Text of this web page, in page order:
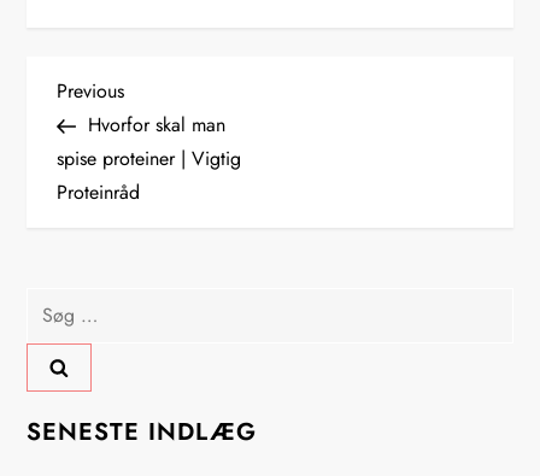
I
n
d
æ
g
s
Previous
Post
Previous
Hvorfor skal man
spise proteiner | Vigtig
Proteinråd
Søg
efter:
SENESTE INDLÆG